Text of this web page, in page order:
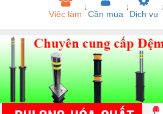
Việc làm Cần mua Dịch vụ